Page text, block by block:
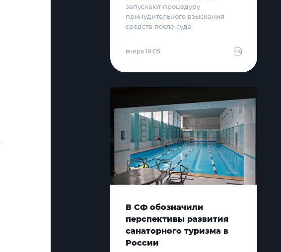
запускают процедуру
принудительного взыскания
средств после суда
вчера 18:05
В СФ обозначили
перспективы развития
санаторного туризма в
России